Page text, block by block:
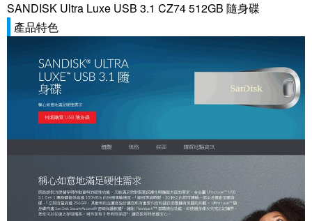
SANDISK Ultra Luxe USB 3.1 CZ74 512GB 隨身碟
產品特色